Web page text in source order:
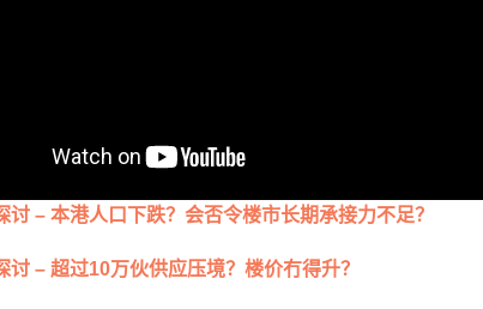
讨 – 本港人口下跌？会否令楼市长期承接力不足？
讨 – 超过10万伙供应压境？楼价冇得升？